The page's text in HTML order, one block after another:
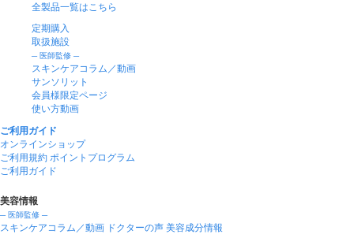
全製品一覧はこちら
定期購入
取扱施設
─ 医師監修 ─
スキンケアコラム／動画
サンソリット
会員様限定ページ
使い方動画
ご利用ガイド
オンラインショップ
ご利用規約 ポイントプログラム
ご利用ガイド
美容情報
─ 医師監修 ─
スキンケアコラム／動画 ドクターの声 美容成分情報